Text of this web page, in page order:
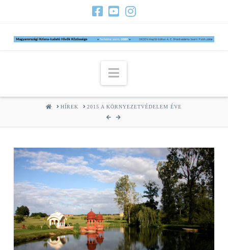
Navigation
HOMEHÍREK 2015 A KÖRNYEZETVÉDELEM ÉVE